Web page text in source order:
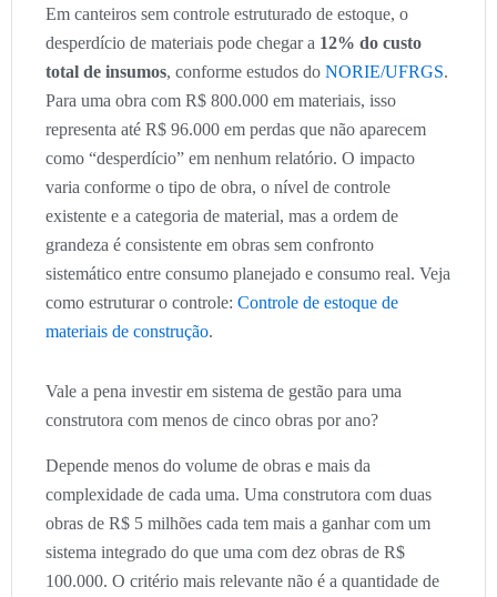
Em canteiros sem controle estruturado de estoque, o
desperdício de materiais pode chegar a 12% do custo
total de insumos, conforme estudos do NORIE/UFRGS.
Para uma obra com R$ 800.000 em materiais, isso
representa até R$ 96.000 em perdas que não aparecem
como “desperdício” em nenhum relatório. O impacto
varia conforme o tipo de obra, o nível de controle
existente e a categoria de material, mas a ordem de
grandeza é consistente em obras sem confronto
sistemático entre consumo planejado e consumo real. Veja
como estruturar o controle: Controle de estoque de
materiais de construção.
Vale a pena investir em sistema de gestão para uma
construtora com menos de cinco obras por ano?
Depende menos do volume de obras e mais da
complexidade de cada uma. Uma construtora com duas
obras de R$ 5 milhões cada tem mais a ganhar com um
sistema integrado do que uma com dez obras de R$
100.000. O critério mais relevante não é a quantidade de